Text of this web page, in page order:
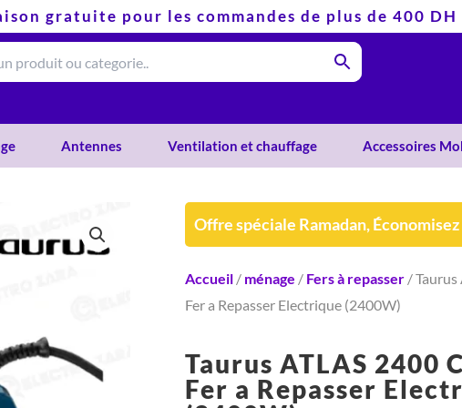
gratuite pour les commandes de plus de 400 DH
Antennes Ventilation et chauffage Accessoires
Offre spéciale Ramadan, Économisez
Accueil/ ménage / Fers à repasser/ Taurus
Fer a Repasser Electrique (2400W)
Taurus ATLAS 2400
Fer a Repasser